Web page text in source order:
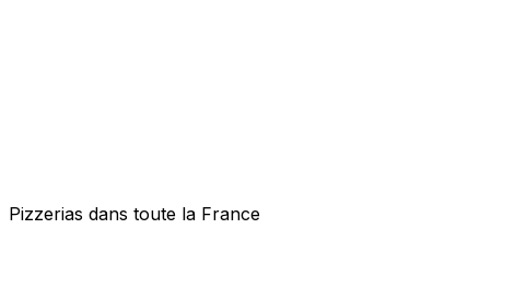
Pizzerias dans toute la France